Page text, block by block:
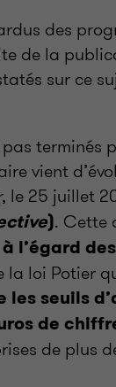
des
de la
sur ce
vient
le 25 juillet
). Cette
l’égard
loi Potier
les seuils
de
de plus